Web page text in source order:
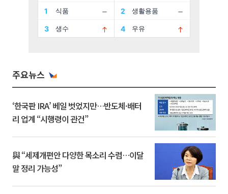
주요뉴스
‘한국판 IRA’ 베일 벗었지만…반도체·배터
리 업계 “시행령이 관건”
與 “세제개편안 다양한 목소리 수렴…이달
말 정리 가능성”